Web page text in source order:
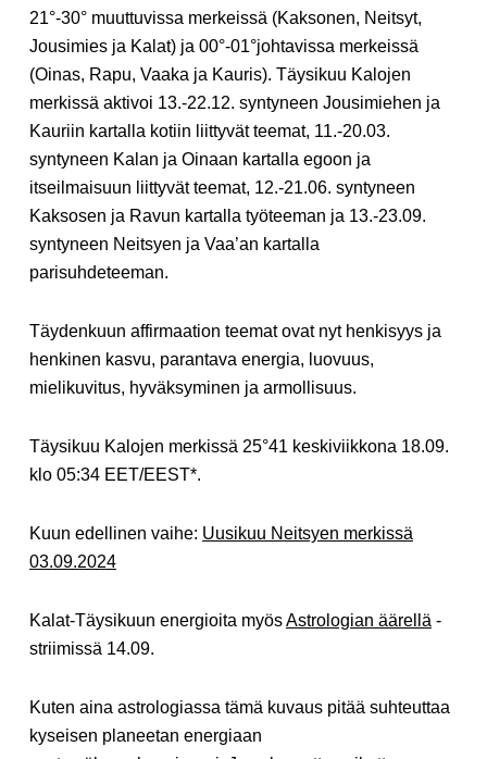
21°-30° muuttuvissa merkeissä (Kaksonen, Neitsyt,
Jousimies ja Kalat) ja 00°-01°johtavissa merkeissä
(Oinas, Rapu, Vaaka ja Kauris). Täysikuu Kalojen
merkissä aktivoi 13.-22.12. syntyneen Jousimiehen ja
Kauriin kartalla kotiin liittyvät teemat, 11.-20.03.
syntyneen Kalan ja Oinaan kartalla egoon ja
itseilmaisuun liittyvät teemat, 12.-21.06. syntyneen
Kaksosen ja Ravun kartalla työteeman ja 13.-23.09.
syntyneen Neitsyen ja Vaa’an kartalla
parisuhdeteeman.
Täydenkuun affirmaation teemat ovat nyt henkisyys ja
henkinen kasvu, parantava energia, luovuus,
mielikuvitus, hyväksyminen ja armollisuus.
Täysikuu Kalojen merkissä 25°41 keskiviikkona 18.09.
klo 05:34 EET/EEST*.
Kuun edellinen vaihe: Uusikuu Neitsyen merkissä
03.09.2024
Kalat-Täysikuun energioita myösAstrologian äärellä -
striimissä 14.09.
Kuten aina astrologiassa tämä kuvaus pitää suhteuttaa
kyseisen planeetan energiaan